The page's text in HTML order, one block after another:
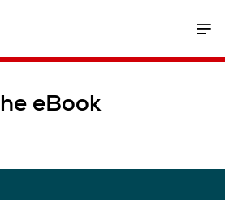
eBook